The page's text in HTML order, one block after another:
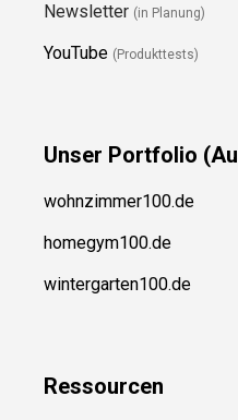
Newsletter (in Planung)
YouTube (Produkttests)
Unser Portfolio
wohnzimmer100.de
homegym100.de
wintergarten100.de
Ressourcen